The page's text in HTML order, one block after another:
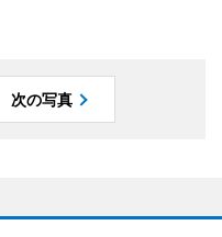
次の写真